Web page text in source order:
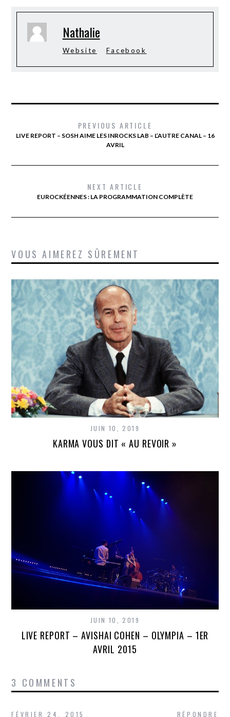
Nathalie
Website Facebook
PREVIOUS ARTICLE
LIVE REPORT – SOSH AIME LES INROCKS LAB – L’AUTRE CANAL – 16
AVRIL
NEXT ARTICLE
EUROCKÉENNES : LA PROGRAMMATION COMPLÈTE
VOUS AIMEREZ SÛREMENT
JUIN 10, 2019
KARMA VOUS DIT « AU REVOIR »
JUIN 10, 2019
LIVE REPORT – AVISHAI COHEN – OLYMPIA – 1ER
AVRIL 2015
3 COMMENTS
RÉPONDRE
FÉVRIER 24, 2015